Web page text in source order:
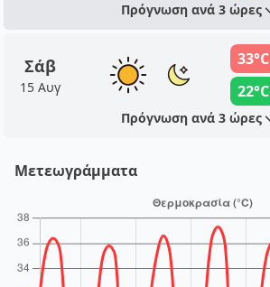
Πρόγνωση ανά 3 ώρες
Σάβ
15 Αυγ
33°C
22°C
Πρόγνωση ανά 3 ώρες
Μετεωγράμματα